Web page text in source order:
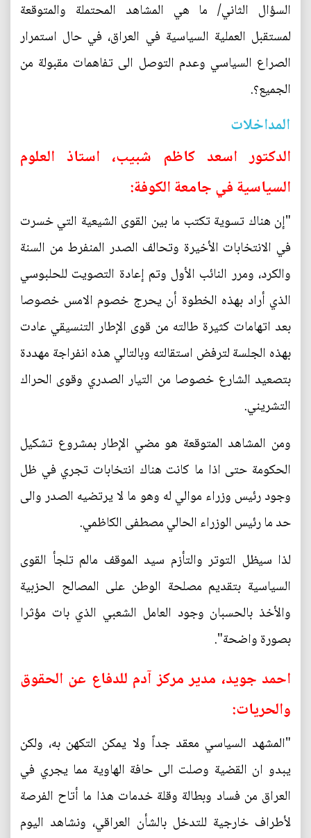
السؤال الثاني/ ما هي المشاهد المحتملة والمتوقعة
لمستقبل العملية السياسية في العراق، في حال استمرار
الصراع السياسي وعدم التوصل الى تفاهمات مقبولة من
الجميع؟.
المداخلات
الدكتور اسعد كاظم شبيب، استاذ العلوم
السياسية في جامعة الكوفة:
"إن هناك تسوية تكتب ما بين القوى الشيعية التي خسرت
في الانتخابات الأخيرة وتحالف الصدر المنفرط من السنة
والكرد، ومرر النائب الأول وتم إعادة التصويت للحلبوسي
الذي أراد بهذه الخطوة أن يحرج خصوم الامس خصوصا
بعد اتهامات كثيرة طالته من قوى الإطار التنسيقي عادت
بهذه الجلسة لترفض استقالته وبالتالي هذه انفراجة مهددة
بتصعيد الشارع خصوصا من التيار الصدري وقوى الحراك
التشريني.
ومن المشاهد المتوقعة هو مضي الإطار بمشروع تشكيل
الحكومة حتى اذا ما كانت هناك انتخابات تجري في ظل
وجود رئيس وزراء موالي له وهو ما لا يرتضيه الصدر والى
حد ما رئيس الوزراء الحالي مصطفى الكاظمي.
لذا سيظل التوتر والتأزم سيد الموقف مالم تلجأ القوى
السياسية بتقديم مصلحة الوطن على المصالح الحزبية
والأخذ بالحسبان وجود العامل الشعبي الذي بات مؤثرا
بصورة واضحة".
احمد جويد، مدير مركز آدم للدفاع عن الحقوق
والحريات:
"المشهد السياسي معقد جداً ولا يمكن التكهن به، ولكن
يبدو ان القضية وصلت الى حافة الهاوية مما يجري في
العراق من فساد وبطالة وقلة خدمات هذا ما أتاح الفرصة
لأطراف خارجية للتدخل بالشأن العراقي، ونشاهد اليوم